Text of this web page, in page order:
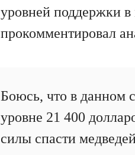
уровней поддержки
прокомментировал
Боюсь, что в данном
уровне 21 400
силы спасти